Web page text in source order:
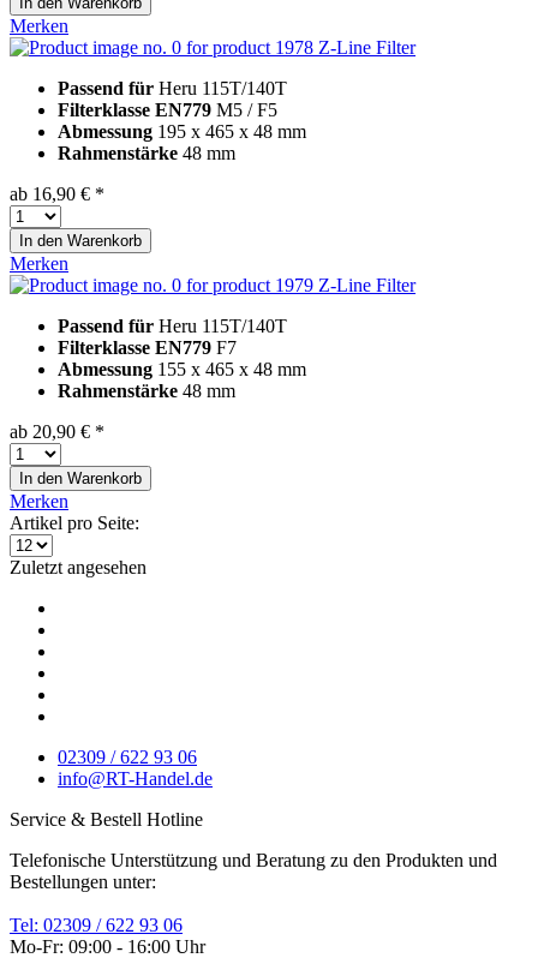
Merken
Z-Line Filter
Passend für Heru 115T/140T
Filterklasse EN779 M5 / F5
Abmessung 195 x 465 x 48 mm
Rahmenstärke 48 mm
ab 16,90 € *
In den Warenkorb
Merken
Z-Line Filter
Passend für Heru 115T/140T
Filterklasse EN779 F7
Abmessung 155 x 465 x 48 mm
Rahmenstärke 48 mm
ab 20,90 € *
In den Warenkorb
Merken
Artikel pro Seite:
Zuletzt angesehen
02309 / 622 93 06
info@RT-Handel.de
Service & Bestell Hotline
Telefonische Unterstützung und Beratung zu den Produkten und
Bestellungen unter:
Tel: 02309 / 622 93 06
Mo-Fr: 09:00 - 16:00 Uhr